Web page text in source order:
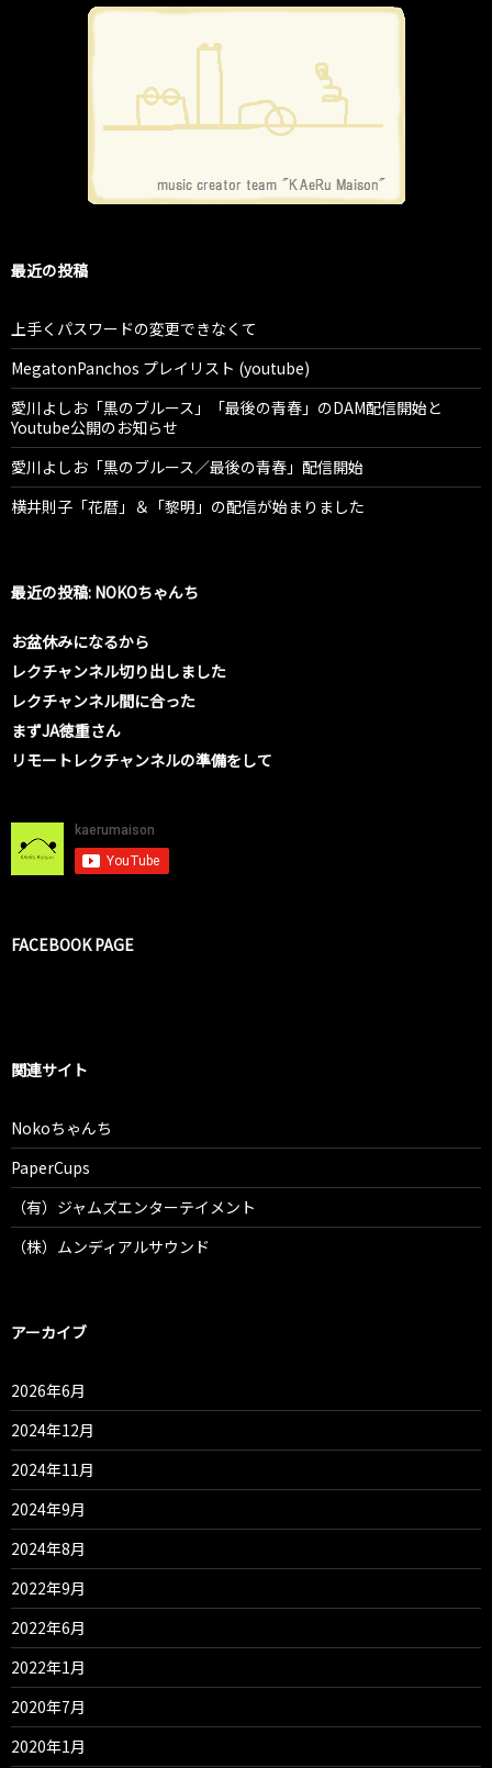
最近の投稿
上手くパスワードの変更できなくて
MegatonPanchos プレイリスト (youtube)
愛川よしお「黒のブルース」「最後の青春」のDAM配信開始と
Youtube公開のお知らせ
愛川よしお「黒のブルース／最後の青春」配信開始
横井則子「花暦」＆「黎明」の配信が始まりました
最近の投稿: NOKOちゃんち
お盆休みになるから
レクチャンネル切り出しました
レクチャンネル間に合った
まずJA徳重さん
リモートレクチャンネルの準備をして
FACEBOOK PAGE
関連サイト
Nokoちゃんち
PaperCups
（有）ジャムズエンターテイメント
（株）ムンディアルサウンド
アーカイブ
2026年6月
2024年12月
2024年11月
2024年9月
2024年8月
2022年9月
2022年6月
2022年1月
2020年7月
2020年1月